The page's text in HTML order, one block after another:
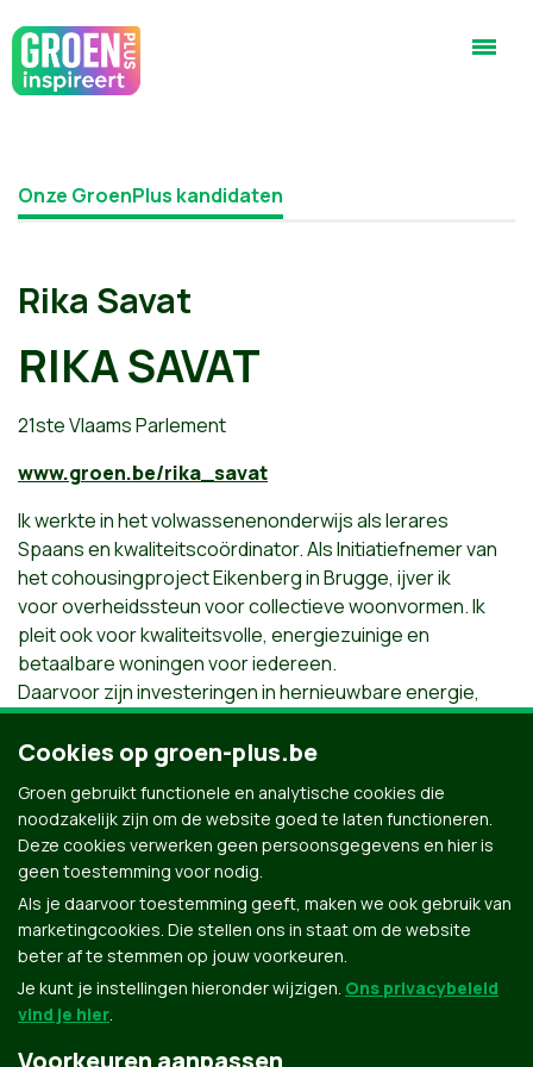
Onze GroenPlus kandidaten
Rika Savat
RIKA SAVAT
21ste Vlaams Parlement
www.groen.be/rika_savat
Ik werkte in het volwassenenonderwijs als lerares
Spaans en kwaliteitscoördinator. Als Initiatiefnemer van
het cohousingproject Eikenberg in Brugge, ijver ik
voor overheidssteun voor collectieve woonvormen. Ik
pleit ook voor kwaliteitsvolle, energiezuinige en
betaalbare woningen voor iedereen.
Daarvoor zijn investeringen in hernieuwbare energie,
het doorvoeren van een betonstop en een
globaal groenbeleidsplan noodzakelijk.
ruimte, betaalbaar wonen en levenslang woonrecht voor
iedereen, frequenter en duurzamer openbaar vervoer
en gedeelde mobiliteit.
Cookies op groen-plus.be
Groen gebruikt functionele en analytische cookies die
noodzakelijk zijn om de website goed te laten functioneren.
Deze cookies verwerken geen persoonsgegevens en hier is
geen toestemming voor nodig.
Als je daarvoor toestemming geeft, maken we ook gebruik van
marketingcookies. Die stellen ons in staat om de website
beter af te stemmen op jouw voorkeuren.
Je kunt je instellingen hieronder wijzigen. Ons privacybeleid
vind je hier.
Voorkeuren aanpassen